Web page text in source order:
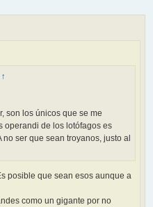
↑
son los únicos que se me
operandi de los lotófagos es
ser que sean troyanos, justo al
posible que sean esos aunque a
como un gigante por no